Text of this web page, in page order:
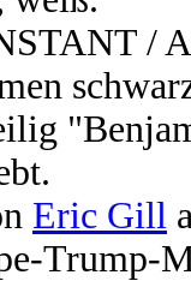
/
Eric Gill
Trump-